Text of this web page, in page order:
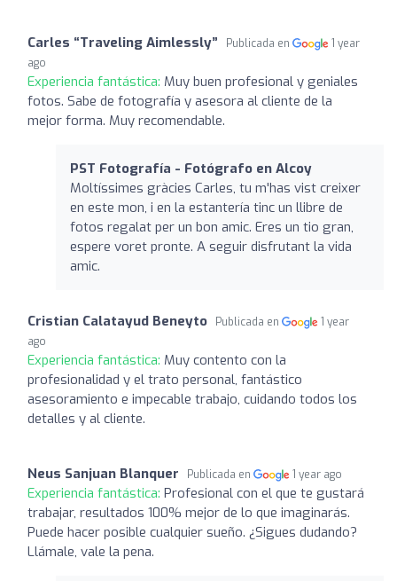
Carles “Traveling Aimlessly” Publicada en
1 year
ago
Experiencia fantástica: Muy buen profesional y geniales
fotos. Sabe de fotografía y asesora al cliente de la
mejor forma. Muy recomendable.
PST Fotografía - Fotógrafo en Alcoy
Moltíssimes gràcies Carles, tu m'has vist creixer
en este mon, i en la estantería tinc un llibre de
fotos regalat per un bon amic. Eres un tio gran,
espere voret pronte. A seguir disfrutant la vida
amic.
Cristian Calatayud Beneyto Publicada en
1 year
ago
Experiencia fantástica: Muy contento con la
profesionalidad y el trato personal, fantástico
asesoramiento e impecable trabajo, cuidando todos los
detalles y al cliente.
Neus Sanjuan Blanquer Publicada en 1 year ago
Experiencia fantástica: Profesional con el que te gustará
trabajar, resultados 100% mejor de lo que imaginarás.
Puede hacer posible cualquier sueño. ¿Sigues dudando?
Llámale, vale la pena.